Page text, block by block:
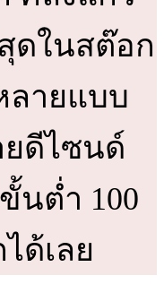
ดในสต๊อก
ลายแบบ
ดีไซนด์
นต่ำ 100
ด้เลย